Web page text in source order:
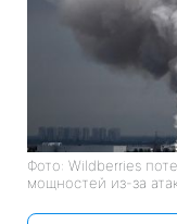
Фото: Wildberries
мощностей из-за